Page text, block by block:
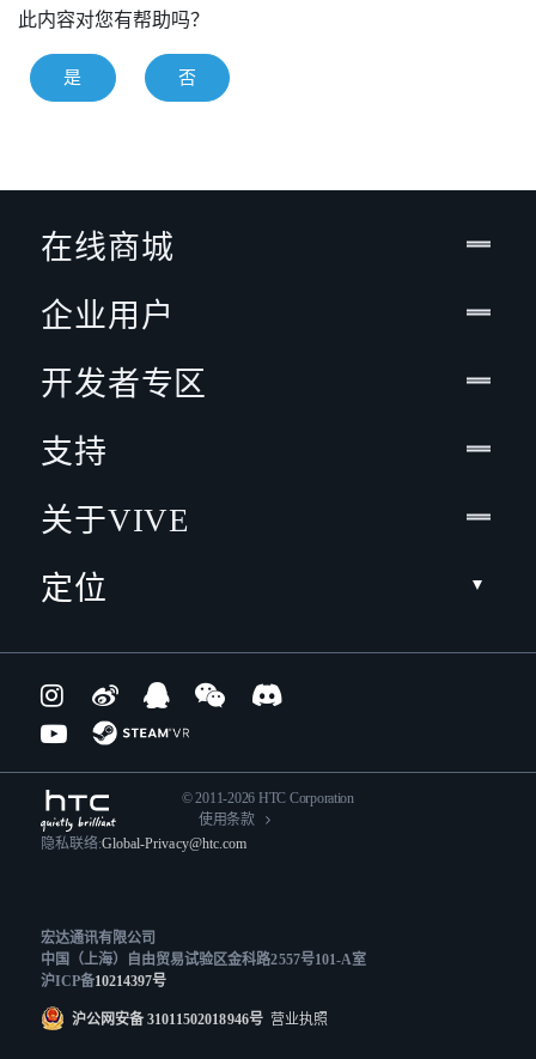
此内容对您有帮助吗？
是 否
在线商城
企业用户
开发者专区
支持
关于VIVE
定位
© 2011-2026 HTC Corporation
使用条款
隐私联络:Global-Privacy@htc.com
宏达通讯有限公司
中国（上海）自由贸易试验区金科路2557号101-A室
沪ICP备10214397号
沪公网安备 31011502018946号营业执照